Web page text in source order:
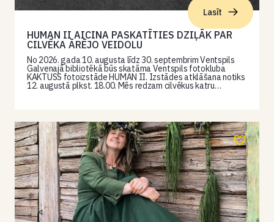
Lasīt
HUMAN II AICINA PASKATĪTIES DZIĻĀK PAR
CILVĒKA ĀRĒJO VEIDOLU
No 2026. gada 10. augusta līdz 30. septembrim Ventspils
Galvenajā bibliotēkā būs skatāma Ventspils fotokluba
KAKTUSS fotoizstāde HUMAN II. Izstādes atklāšana notiks
12. augustā plkst. 18.00. Mēs redzam cilvēkus katru…